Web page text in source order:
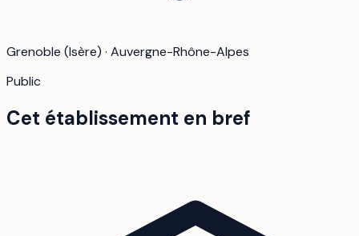
Grenoble (Isère) · Auvergne-Rhône-Alpes
Public
Cet établissement en bref